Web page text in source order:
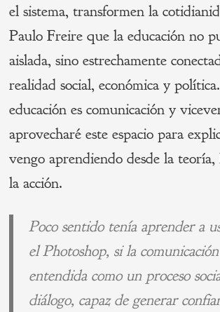
el sistema, transformen la
Paulo Freire que la educación no
aislada, sino estrechamente
realidad social, económica y
educación es comunicación y
aprovecharé este espacio para
vengo aprendiendo desde la
la acción.
Poco sentido tenía aprender a
elPhotoshop, si la
entendida como un proceso
diálogo, capaz de generar